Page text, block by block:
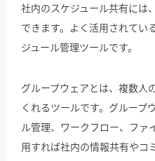
社内のスケジュール共有には
できます。よく活用されてい
ジュール管理ツールです。
グループウェアとは、複数人
くれるツールです。グループ
ル管理、ワークフロー、ファ
用すれば社内の情報共有やコ